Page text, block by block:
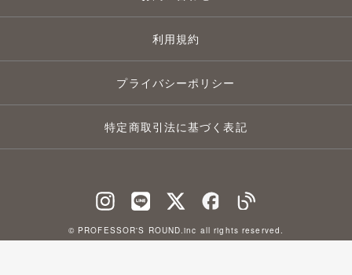
利用規約
プライバシーポリシー
特定商取引法に基づく表記
© PROFESSOR'S ROUND.inc all rights reserved.